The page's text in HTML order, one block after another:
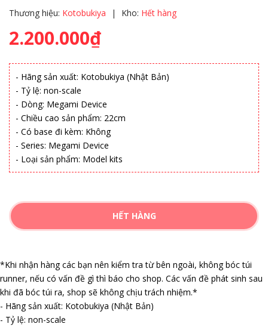
Thương hiệu: Kotobukiya | Kho: Hết hàng
2.200.000₫
- Hãng sản xuất: Kotobukiya (Nhật Bản)
- Tỷ lệ: non-scale
- Dòng: Megami Device
- Chiều cao sản phẩm: 22cm
- Có base đi kèm: Không
- Series: Megami Device
- Loại sản phẩm: Model kits
HẾT HÀNG
*Khi nhận hàng các bạn nên kiểm tra từ bên ngoài, không bóc túi
runner, nếu có vấn đề gì thì báo cho shop. Các vấn đề phát sinh sau
khi đã bóc túi ra, shop sẽ không chịu trách nhiệm.*
- Hãng sản xuất: Kotobukiya (Nhật Bản)
- Tỷ lệ: non-scale